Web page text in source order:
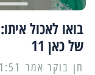
בואו לאכול
של כאן 11
06/03/2025